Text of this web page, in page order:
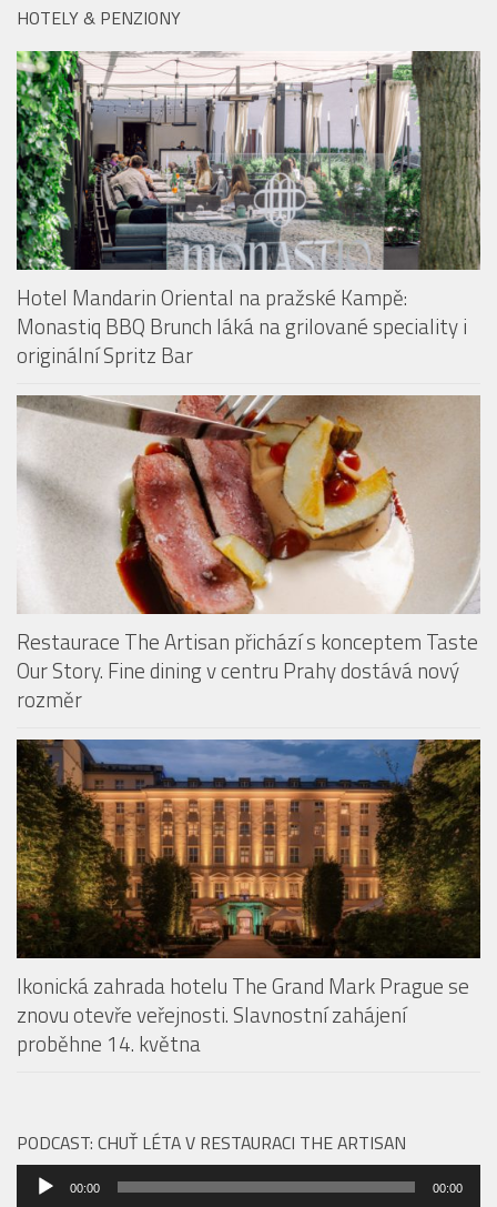
HOTELY & PENZIONY
Hotel Mandarin Oriental na pražské Kampě:
Monastiq BBQ Brunch láká na grilované speciality i
originální Spritz Bar
Restaurace The Artisan přichází s konceptem Taste
Our Story. Fine dining v centru Prahy dostává nový
rozměr
proběhne 14. května